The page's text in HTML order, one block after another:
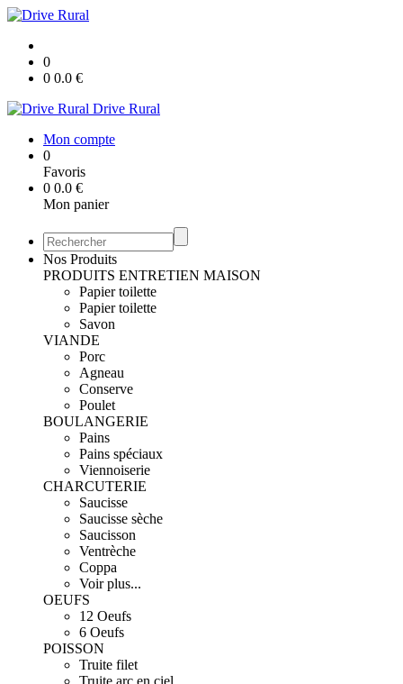
0
0 0.0 €
Drive Rural
Mon compte
0
Favoris
0 0.0 €
Mon panier
Nos Produits
PRODUITS ENTRETIEN MAISON
Papier toilette
Papier toilette
Savon
VIANDE
Porc
Agneau
Conserve
Poulet
BOULANGERIE
Pains
Pains spéciaux
Viennoiserie
CHARCUTERIE
Saucisse
Saucisse sèche
Saucisson
Ventrèche
Coppa
Voir plus...
OEUFS
12 Oeufs
6 Oeufs
POISSON
Truite filet
Truite arc en ciel